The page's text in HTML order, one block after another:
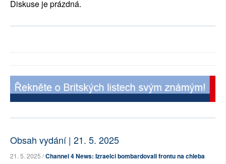
Diskuse je prázdná.
Obsah vydání | 21. 5. 2025
21. 5. 2025 /Channel 4 News: Izraelci bombardovali frontu na chleba